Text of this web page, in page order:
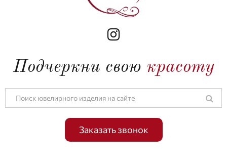
Подчеркни свою красоту
Заказать звонок